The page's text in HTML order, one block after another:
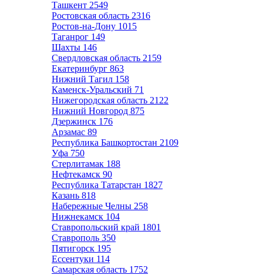
Ташкент 2549
Ростовская область 2316
Ростов-на-Дону 1015
Таганрог 149
Шахты 146
Свердловская область 2159
Екатеринбург 863
Нижний Тагил 158
Каменск-Уральский 71
Нижегородская область 2122
Нижний Новгород 875
Дзержинск 176
Арзамас 89
Республика Башкортостан 2109
Уфа 750
Стерлитамак 188
Нефтекамск 90
Республика Татарстан 1827
Казань 818
Набережные Челны 258
Нижнекамск 104
Ставропольский край 1801
Ставрополь 350
Пятигорск 195
Ессентуки 114
Самарская область 1752